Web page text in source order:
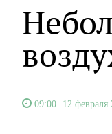
09:00 12 февраля